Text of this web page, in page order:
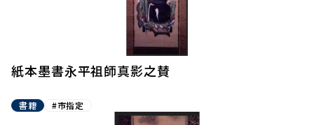
紙本墨書永平祖師真影之賛
書籍 #市指定